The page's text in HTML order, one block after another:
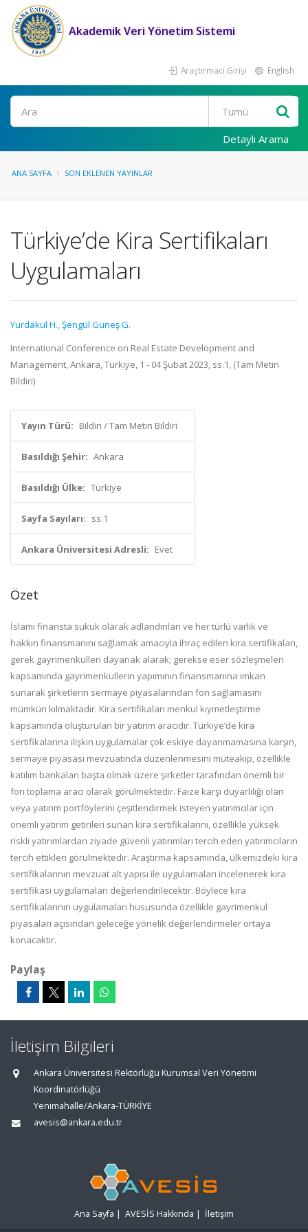
Akademik Veri Yönetim Sistemi
Araştırmacı Girişi English
Ara
Detaylı Arama
ANA SAYFA SON EKLENEN YAYINLAR
Türkiye’de Kira Sertifikaları
Uygulamaları
Yurdakul H.,Şengül Güneş G.
International Conference on Real Estate Development and
Management, Ankara, Türkiye, 1 - 04 Şubat 2023, ss.1, (Tam Metin
Bildiri)
Yayın Türü: Bildiri / Tam Metin Bildiri
Basıldığı Şehir: Ankara
Basıldığı Ülke: Türkiye
Sayfa Sayıları: ss.1
Ankara Üniversitesi Adresli: Evet
Özet
İslami finansta sukuk olarak adlandırılan ve her türlü varlık ve
hakkın finansmanını sağlamak amacıyla ihraç edilen kira sertifikaları,
gerek gayrimenkulleri dayanak alarak; gerekse eser sözleşmeleri
kapsamında gayrimenkullerin yapımının finansmanına imkan
sunarak şirketlerin sermaye piyasalarından fon sağlamasını
mümkün kılmaktadır. Kira sertifikaları menkul kıymetleştirme
kapsamında oluşturulan bir yatırım aracıdır. Türkiye’de kira
sertifikalarına ilişkin uygulamalar çok eskiye dayanmamasına karşın,
sermaye piyasası mevzuatında düzenlenmesini müteakip, özellikle
katılım bankaları başta olmak üzere şirketler tarafından önemli bir
fon toplama aracı olarak görülmektedir. Faize karşı duyarlılığı olan
veya yatırım portföylerini çeşitlendirmek isteyen yatırımcılar için
önemli yatırım getirileri sunan kira sertifikalarını, özellikle yüksek
riskli yatırımlardan ziyade güvenli yatırımları tercih eden yatırımcıların
tercih ettikleri görülmektedir. Araştırma kapsamında, ülkemizdeki kira
sertifikalarının mevzuat alt yapısı ile uygulamaları incelenerek kira
sertifikası uygulamaları değerlendirilecektir. Böylece kira
sertifikalarının uygulamaları hususunda özellikle gayrimenkul
piyasaları açısından geleceğe yönelik değerlendirmeler ortaya
konacaktır.
Paylaş
İletişim Bilgileri
Ankara Üniversitesi Rektörlüğü Kurumsal Veri Yönetimi
Koordinatörlüğü
Yenimahalle/Ankara-TÜRKİYE
avesis@ankara.edu.tr
Ana Sayfa | AVESİS Hakkında | İletişim